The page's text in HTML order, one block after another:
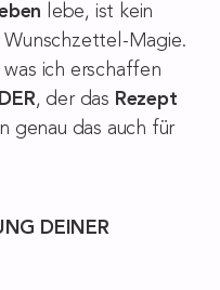
lebe, ist kein
Magie.
was ich erschaffen
, der das Rezept
genau das auch für
DEINER